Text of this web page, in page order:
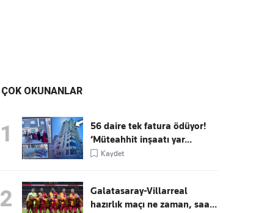
ÇOK OKUNANLAR
1
56 daire tek fatura ödüyor!
‘Müteahhit inşaatı yar...
Kaydet
2
Galatasaray-Villarreal
hazırlık maçı ne zaman, saa...